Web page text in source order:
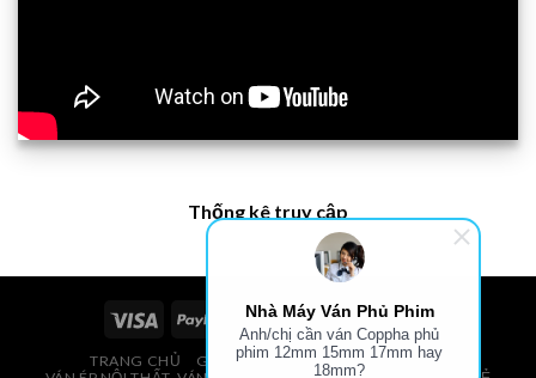
Thống kê truy cập
TRANG CHỦ
GIÁ VÁN PHỦ PHIM, VÁN COPPHA
Nhà Máy Ván Phủ Phim
Anh/chị cần ván Coppha phủ
phim 12mm 15mm 17mm hay
18mm?